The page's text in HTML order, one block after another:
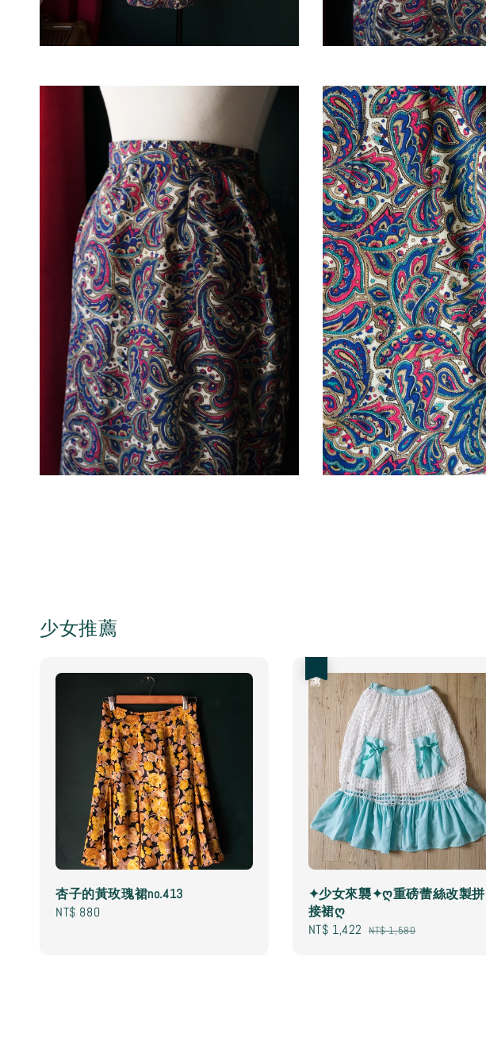
少女推薦
杏子的黃玫瑰裙no.413
Regular
NT$ 880
✦少女來襲✦ღ重磅蕾絲改製拼
接裙ღ
Sale
NT$ 1,422 Regular
NT$ 1,580